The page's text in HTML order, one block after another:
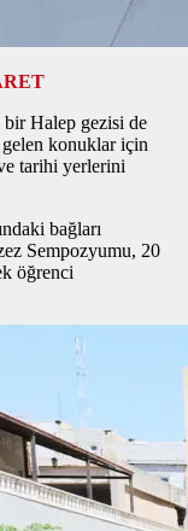
bir Halep gezisi de
konuklar için
tarihi yerlerini
bağları
Sempozyumu, 20
öğrenci